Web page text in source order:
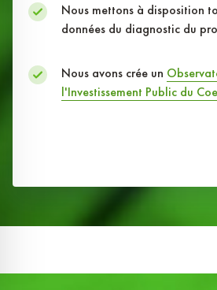
Nous mettons à disposition
données du diagnostic du
Nous avons crée un
l'Investissement Public du